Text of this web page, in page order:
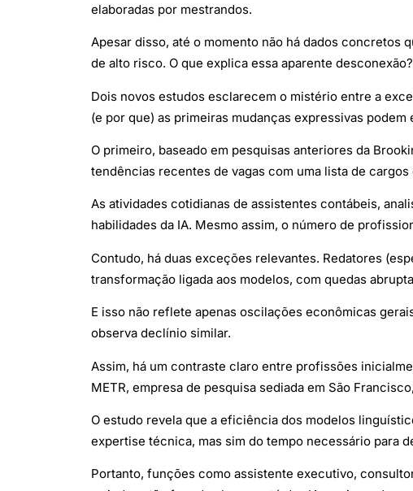
elaboradas por mestrandos.
Apesar disso, até o momento não há dados concretos
de alto risco. O que explica essa aparente desconexão?
Dois novos estudos esclarecem o mistério entre a
(e por que) as primeiras mudanças expressivas podem
O primeiro, baseado em pesquisas anteriores da
tendências recentes de vagas com uma lista de
As atividades cotidianas de assistentes contábeis,
habilidades da IA. Mesmo assim, o número de
Contudo, há duas exceções relevantes. Redatores
transformação ligada aos modelos, com quedas
E isso não reflete apenas oscilações econômicas
observa declínio similar.
Assim, há um contraste claro entre profissões
METR, empresa de pesquisa sediada em São
O estudo revela que a eficiência dos modelos
expertise técnica, mas sim do tempo necessário para
Portanto, funções como assistente executivo,